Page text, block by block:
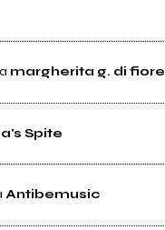
margherita g. di fiore
Spite
Antibemusic